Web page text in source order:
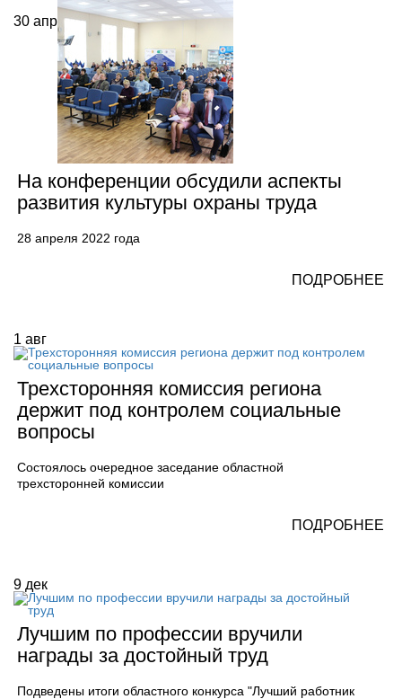
30 апр
На конференции обсудили аспекты
развития культуры охраны труда
28 апреля 2022 года
ПОДРОБНЕЕ
1 авг
Трехсторонняя комиссия региона
держит под контролем социальные
вопросы
Состоялось очередное заседание областной
трехсторонней комиссии
ПОДРОБНЕЕ
9 дек
Лучшим по профессии вручили
награды за достойный труд
Подведены итоги областного конкурса "Лучший работник